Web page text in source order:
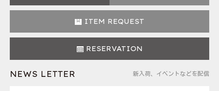
ITEM REQUEST
RESERVATION
NEWS LETTER 新入荷、イベントなどを配信